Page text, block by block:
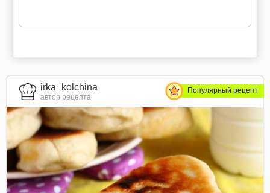
irka_kolchina
автор рецепта
Популярный рецепт